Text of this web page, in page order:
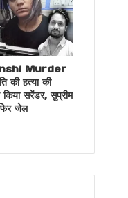
Murder
की हत्या की
सरेंडर, सुप्रीम
जेल